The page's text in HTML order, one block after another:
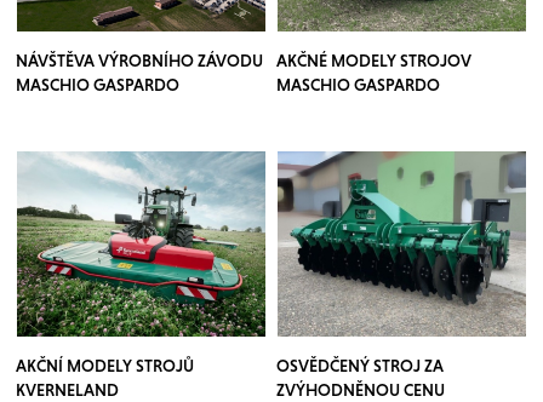
NÁVŠTĚVA VÝROBNÍHO ZÁVODU
MASCHIO GASPARDO
AKČNÉ MODELY STROJOV
MASCHIO GASPARDO
AKČNÍ MODELY STROJŮ
KVERNELAND
OSVĚDČENÝ STROJ ZA
ZVÝHODNĚNOU CENU